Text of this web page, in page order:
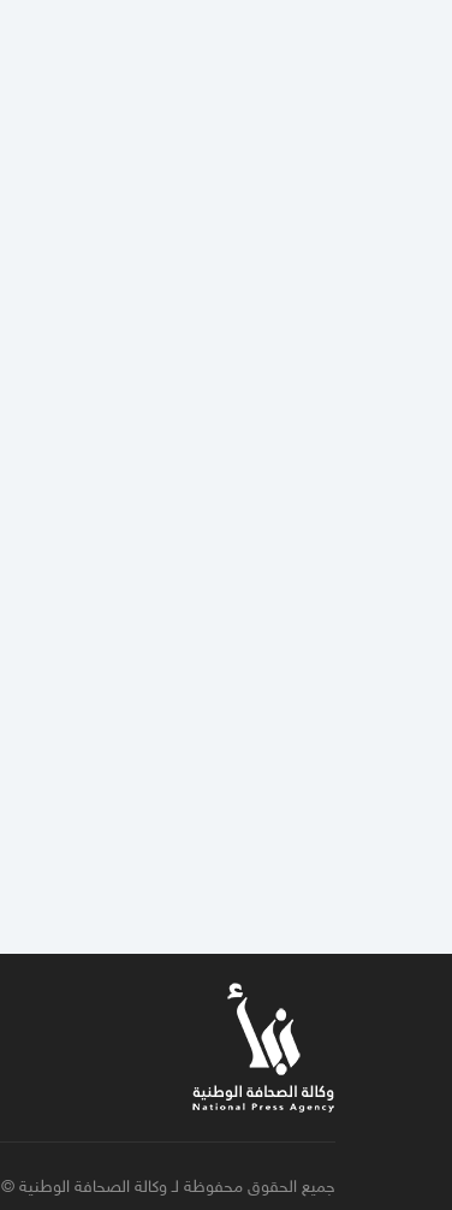
جميع الحقوق محفوظة لـ وكالة الصحافة الوطنية © 2026